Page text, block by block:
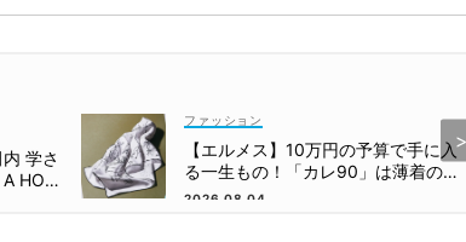
学さ
HOTE
ファッション
【エルメス】10万円の予算で手に入
る一生もの！「カレ90」は薄着の
季節こそ重宝
2026.08.04